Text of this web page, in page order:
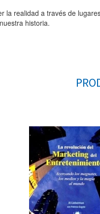
la realidad a través de
historia.